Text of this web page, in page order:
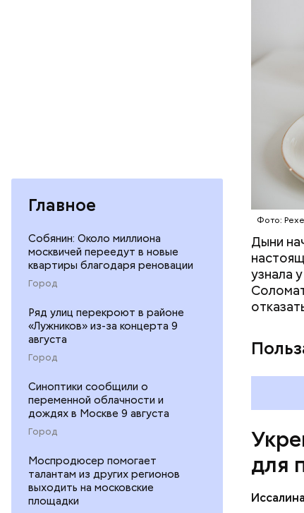
Главное
Собянин: Около миллиона
москвичей переедут в новые
квартиры благодаря реновации
Город
Ряд улиц перекроют в районе
«Лужников» из-за концерта 9
августа
Город
Синоптики сообщили о
переменной облачности и
дождях в Москве 9 августа
Город
Моспродюсер помогает
талантам из других регионов
выходить на московские
площадки
Фото:
Дыни
узнала
для
— Если